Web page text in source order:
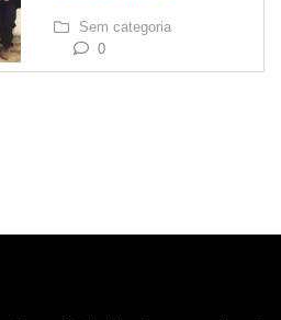
Sem categoria
0